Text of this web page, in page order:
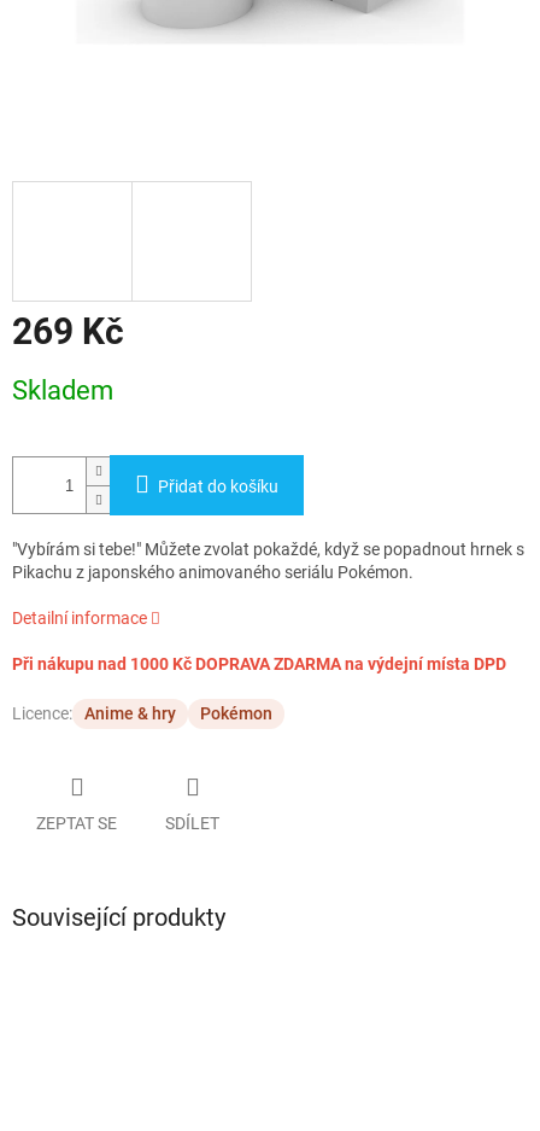
269 Kč
cena:
Skladem
Přidat do košíku
"Vybírám si tebe!" Můžete zvolat pokaždé, když se popadnout hrnek s
Pikachu z japonského animovaného seriálu Pokémon.
Detailní informace
Při nákupu nad 1000 Kč DOPRAVA ZDARMA na výdejní místa DPD
Licence: Anime & hry Pokémon
ZEPTAT SE SDÍLET
Související produkty